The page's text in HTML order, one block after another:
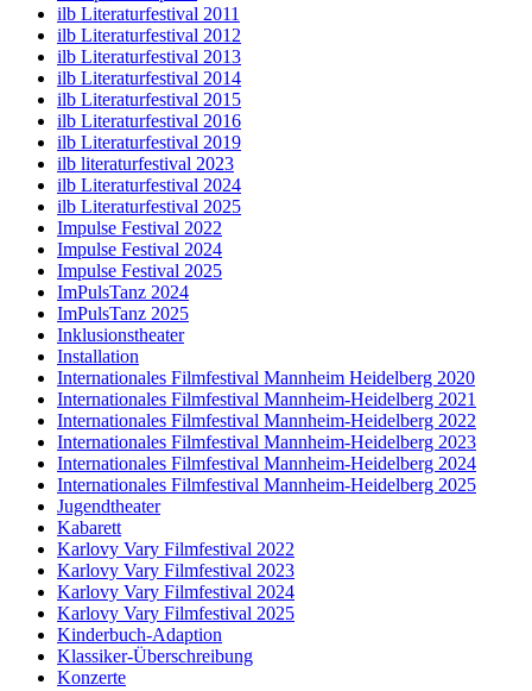
ilb Literaturfestival 2011
ilb Literaturfestival 2012
ilb Literaturfestival 2013
ilb Literaturfestival 2014
ilb Literaturfestival 2015
ilb Literaturfestival 2016
ilb Literaturfestival 2019
ilb literaturfestival 2023
ilb Literaturfestival 2024
ilb Literaturfestival 2025
Impulse Festival 2022
Impulse Festival 2024
Impulse Festival 2025
ImPulsTanz 2024
ImPulsTanz 2025
Inklusionstheater
Installation
Internationales Filmfestival Mannheim Heidelberg 2020
Internationales Filmfestival Mannheim-Heidelberg 2021
Internationales Filmfestival Mannheim-Heidelberg 2022
Internationales Filmfestival Mannheim-Heidelberg 2023
Internationales Filmfestival Mannheim-Heidelberg 2024
Internationales Filmfestival Mannheim-Heidelberg 2025
Jugendtheater
Kabarett
Karlovy Vary Filmfestival 2022
Karlovy Vary Filmfestival 2023
Karlovy Vary Filmfestival 2024
Karlovy Vary Filmfestival 2025
Kinderbuch-Adaption
Klassiker-Überschreibung
Konzerte